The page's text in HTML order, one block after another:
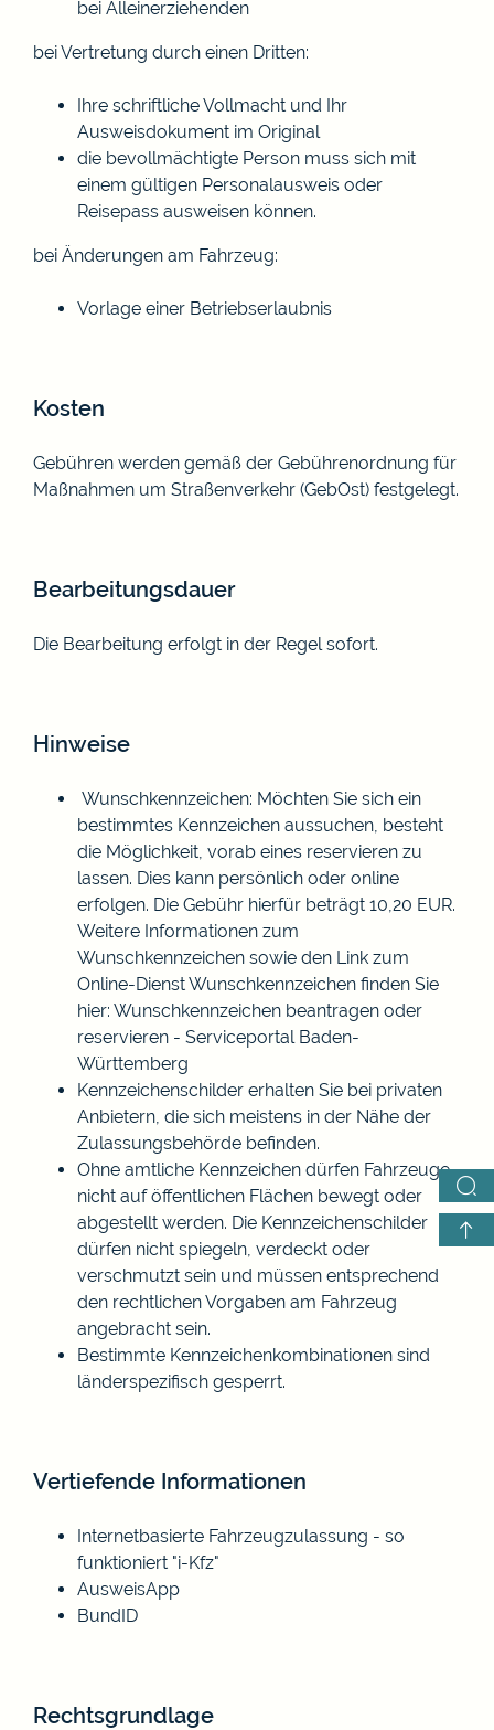
bei Alleinerziehenden
bei Vertretung durch einen Dritten:
Ihre schriftliche Vollmacht und Ihr
Ausweisdokument im Original
die bevollmächtigte Person muss sich mit
einem gültigen Personalausweis oder
Reisepass ausweisen können.
bei Änderungen am Fahrzeug:
Vorlage einer Betriebserlaubnis
Kosten
Gebühren werden gemäß der Gebührenordnung für
Maßnahmen um Straßenverkehr (GebOst) festgelegt.
Bearbeitungsdauer
Die Bearbeitung erfolgt in der Regel sofort.
Hinweise
Wunschkennzeichen: Möchten Sie sich ein
bestimmtes Kennzeichen aussuchen, besteht
die Möglichkeit, vorab eines reservieren zu
lassen. Dies kann persönlich oder online
erfolgen. Die Gebühr hierfür beträgt 10,20 EUR.
Weitere Informationen zum
Wunschkennzeichen sowie den Link zum
Online-Dienst Wunschkennzeichen finden Sie
hier: Wunschkennzeichen beantragen oder
reservieren - Serviceportal Baden-
Württemberg
Kennzeichenschilder erhalten Sie bei privaten
Anbietern, die sich meistens in der Nähe der
Zulassungsbehörde befinden.
Ohne amtliche Kennzeichen dürfen Fahrzeuge
nicht auf öffentlichen Flächen bewegt oder
abgestellt werden. Die Kennzeichenschilder
dürfen nicht spiegeln, verdeckt oder
verschmutzt sein und müssen entsprechend
den rechtlichen Vorgaben am Fahrzeug
angebracht sein.
Bestimmte Kennzeichenkombinationen sind
länderspezifisch gesperrt.
Vertiefende Informationen
Internetbasierte Fahrzeugzulassung - so
funktioniert "i-Kfz"
AusweisApp
BundID
Rechtsgrundlage